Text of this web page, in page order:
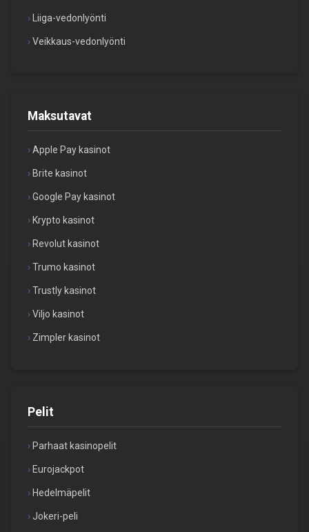
Liiga-vedonlyönti
Veikkaus-vedonlyönti
Maksutavat
Apple Pay kasinot
Brite kasinot
Google Pay kasinot
Krypto kasinot
Revolut kasinot
Trumo kasinot
Trustly kasinot
Viljo kasinot
Zimpler kasinot
Pelit
Parhaat kasinopelit
Eurojackpot
Hedelmäpelit
Jokeri-peli